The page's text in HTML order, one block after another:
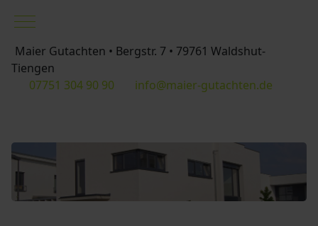
Mobile Menu Toggle
Maier Gutachten • Bergstr. 7 • 79761 Waldshut-
Tiengen
07751 304 90 90
info@maier-gutachten.de